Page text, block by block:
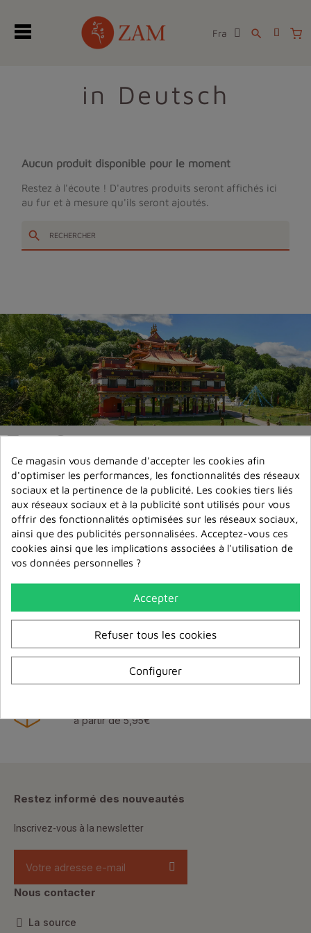
Fra search
in Deutsch
Aucun produit disponible pour le moment
Restez à l'écoute ! D'autres produits seront affichés ici
au fur et à mesure qu'ils seront ajoutés.
search
Zam Store propose textes et
livres bouddhistes, accessoires
de méditation, thangkas,
statues et objets rituels
traditionnels pour
accompagner votre pratique du
Dharma.
Paiement securisé
Livraison France & Europe
à partir de 5,95€
Restez informé des nouveautés
Inscrivez-vous à la newsletter
Nous contacter
La source
Ce magasin vous demande d'accepter les cookies afin
d'optimiser les performances, les fonctionnalités des réseaux
sociaux et la pertinence de la publicité. Les cookies tiers liés
aux réseaux sociaux et à la publicité sont utilisés pour vous
offrir des fonctionnalités optimisées sur les réseaux sociaux,
ainsi que des publicités personnalisées. Acceptez-vous ces
cookies ainsi que les implications associées à l'utilisation de
vos données personnelles ?
Accepter
Refuser tous les cookies
Configurer